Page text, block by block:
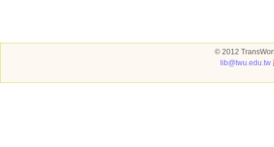
© 2012
lib@twu.edu.tw